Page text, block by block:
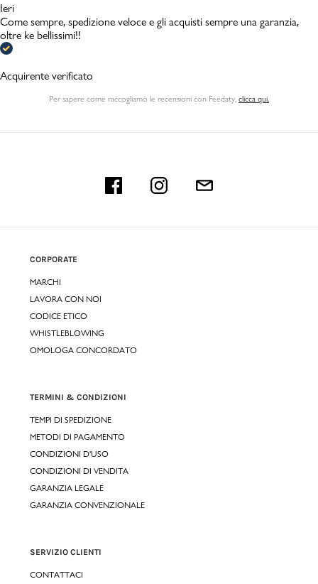
Ieri
Come sempre, spedizione veloce e gli acquisti sempre una garanzia,
oltre ke bellissimi!!
Acquirente verificato
Per sapere come raccogliamo le recensioni con Feedaty, clicca qui.
CORPORATE
MARCHI
LAVORA CON NOI
CODICE ETICO
WHISTLEBLOWING
OMOLOGA CONCORDATO
TERMINI & CONDIZIONI
TEMPI DI SPEDIZIONE
METODI DI PAGAMENTO
CONDIZIONI D'USO
CONDIZIONI DI VENDITA
GARANZIA LEGALE
GARANZIA CONVENZIONALE
SERVIZIO CLIENTI
CONTATTACI